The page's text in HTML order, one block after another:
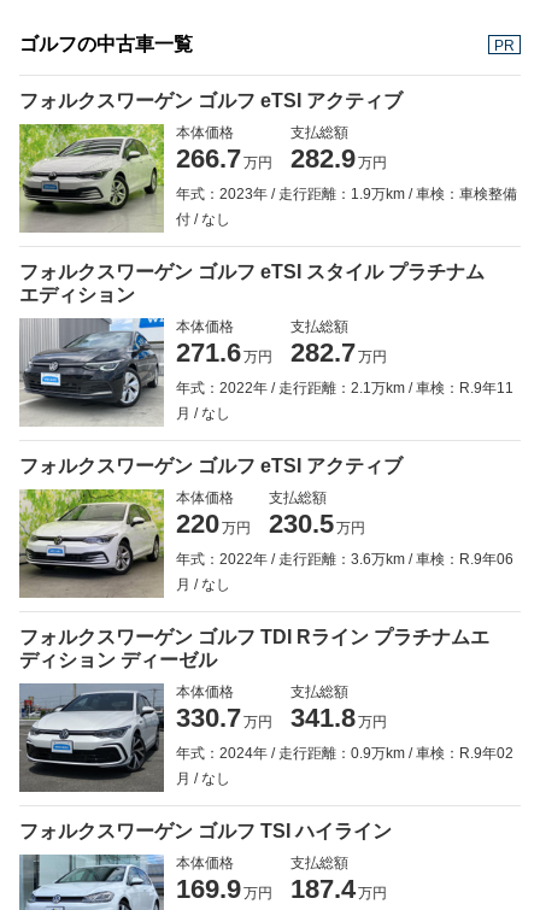
ゴルフの中古車一覧 PR
フォルクスワーゲン ゴルフ eTSI アクティブ
本体価格
266.7万円
支払総額
282.9万円
年式：2023年
走行距離：1.9万km
車検：車検整備
付
なし
フォルクスワーゲン ゴルフ eTSI スタイル プラチナム
エディション
本体価格
271.6万円
支払総額
282.7万円
年式：2022年
走行距離：2.1万km
車検：R.9年11
月
なし
フォルクスワーゲン ゴルフ eTSI アクティブ
本体価格
220万円
支払総額
230.5万円
年式：2022年
走行距離：3.6万km
車検：R.9年06
月
なし
フォルクスワーゲン ゴルフ TDI Rライン プラチナムエ
ディション ディーゼル
本体価格
330.7万円
支払総額
341.8万円
年式：2024年
走行距離：0.9万km
車検：R.9年02
月
なし
フォルクスワーゲン ゴルフ TSI ハイライン
本体価格
169.9万円
支払総額
187.4万円